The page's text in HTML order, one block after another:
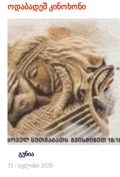
ოდაბადეშ კინოხონი
გუნია
31 / ივლისი 2026